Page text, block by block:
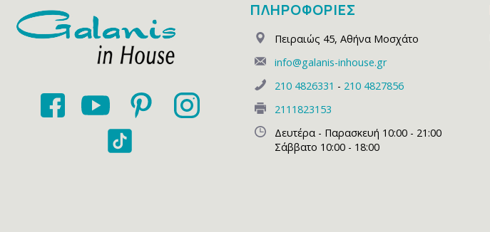
ΠΛΗΡΟΦΟΡΙΕΣ
Πειραιώς 45, Αθήνα Μοσχάτο
info@galanis-inhouse.gr
210 4826331 - 210 4827856
2111823153
Δευτέρα - Παρασκευή 10:00 - 21:00
Σάββατο 10:00 - 18:00